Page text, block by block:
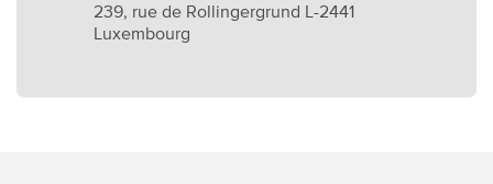
239, rue de Rollingergrund L-2441
Luxembourg